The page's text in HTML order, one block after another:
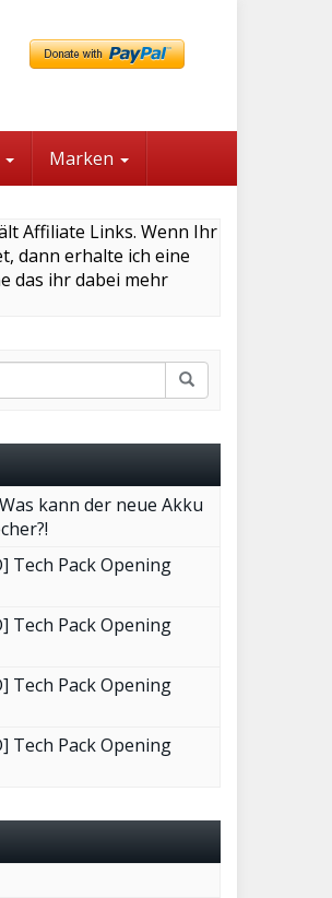
Marken
Affiliate Links. Wenn Ihr
dann erhalte ich eine
das ihr dabei mehr
kann der neue Akku
Tech Pack Opening
Tech Pack Opening
Tech Pack Opening
Tech Pack Opening